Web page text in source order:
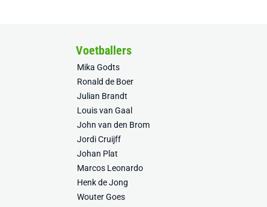
Voetballers
Mika Godts
Ronald de Boer
Julian Brandt
Louis van Gaal
John van den Brom
Jordi Cruijff
Johan Plat
Marcos Leonardo
Henk de Jong
Wouter Goes